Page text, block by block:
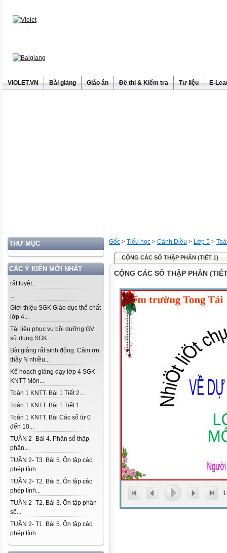
ViOLET.VN Bài giảng Giáo án Đề thi & Kiểm tra Tư liệu E-
THƯ MỤC
CÁC Ý KIẾN MỚI NHẤT
rất tuyệt...
...
Giới thiệu SGK Giáo dục thể chất
lớp 4...
Tài liệu phục vụ bồi dưỡng GV
sử dụng SGK...
Bài giảng rất sinh động. Cảm ơn
thầy N nhiều...
Kế hoạch giảng dạy lớp 4 SGK -
KNTT Môn...
Toán 1 KNTT. Bài 1 Tiết 2....
Toán 1 KNTT. Bài 1 Tiết 1....
Toán 1 KNTT. Bài Các số từ 0
đến 10...
TUẦN 2- Bài 4. Phân số thập
phân...
TUẦN 2- T3. Bài 5. Ôn tập các
phép tính...
TUẦN 2- T2. Bài 5. Ôn tập các
phép tính...
TUẦN 2- T2. Bài 3. Ôn tập phân
số...
TUẦN 2- T1. Bài 5. Ôn tập các
phép tính...
Gốc > Tiểu học > Cánh Diều > Lớp 5 >
CỘNG CÁC SỐ THẬP PHÂN (TIẾT 1)
CỘNG CÁC SỐ THẬP PHÂN
1